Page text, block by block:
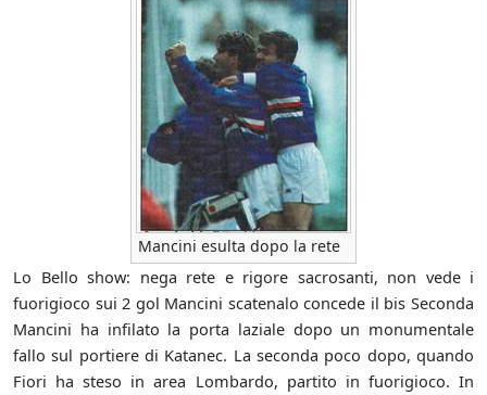
Mancini esulta dopo la rete
Lo Bello show: nega rete e rigore sacrosanti, non vede i
fuorigioco sui 2 gol Mancini scatenalo concede il bis Seconda
Mancini ha infilato la porta laziale dopo un monumentale
fallo sul portiere di Katanec. La seconda poco dopo, quando
Fiori ha steso in area Lombardo, partito in fuorigioco. In